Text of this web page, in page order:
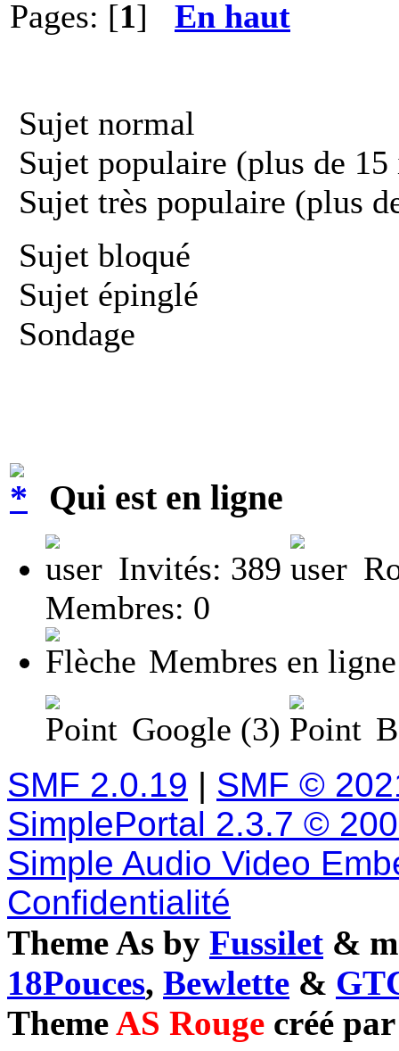
Pages: [1] En haut
Sujet normal
Sujet populaire (plus de
Sujet très populaire (plus
Sujet bloqué
Sujet épinglé
Sondage
Qui est en ligne
Invités: 389
Membres: 0
Membres en
Google (3)
SMF 2.0.19 | SMF ©
SimplePortal 2.3.7 ©
Simple Audio Video
Confidentialité
Theme As by Fussilet &
18Pouces, Bewlette &
ThemeAS Rouge créé